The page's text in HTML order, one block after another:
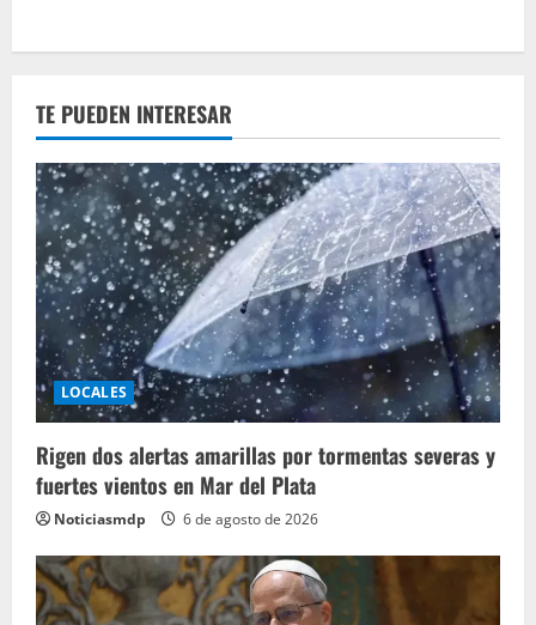
TE PUEDEN INTERESAR
LOCALES
Rigen dos alertas amarillas por tormentas severas y
fuertes vientos en Mar del Plata
Noticiasmdp 6 de agosto de 2026